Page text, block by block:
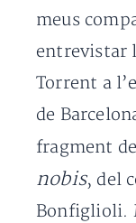
meus
entrevistar
Torrent a
de
fragment
nobis, del
Bonfiglioli.